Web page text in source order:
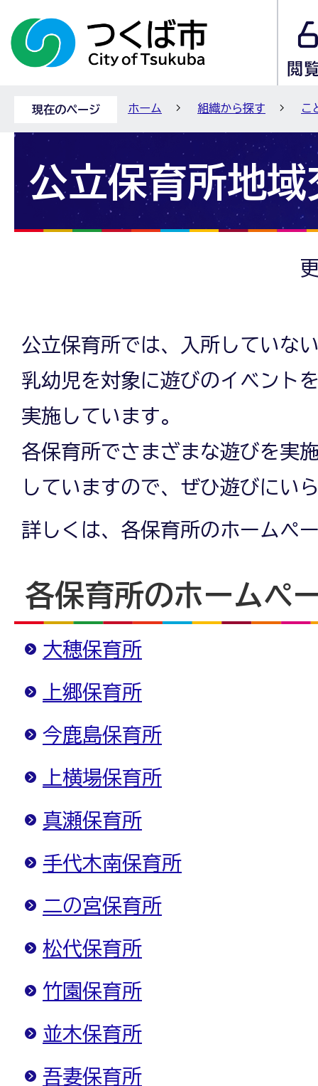
現在のページ ホーム 組織から探す こ
公立保育所地域
公立保育所では、入所していな
乳幼児を対象に遊びのイベント
実施しています。
各保育所でさまざまな遊びを実
していますので、ぜひ遊びにい
詳しくは、各保育所のホームペ
各保育所のホームペ
大穂保育所
上郷保育所
今鹿島保育所
上横場保育所
真瀬保育所
手代木南保育所
二の宮保育所
松代保育所
竹園保育所
並木保育所
吾妻保育所